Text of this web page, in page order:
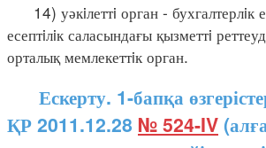
14) уәкiлеттi орган - бухгалтерлiк
есептiлiк саласындағы қызметтi
орталық мемлекеттiк орган.
Ескерту. 1-бапқа
ҚР 2011.12.28 № 524-IV